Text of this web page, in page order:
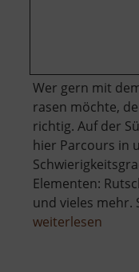
Wer gern mit
rasen möchte,
richtig. Auf der
hier Parcours in
Elementen:
und vieles mehr.
weiterlesen